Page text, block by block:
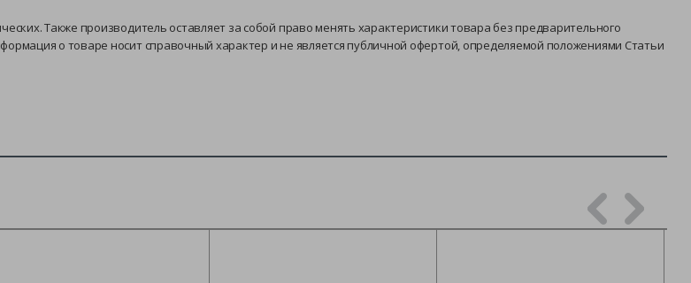
Также производитель оставляет за собой право менять характеристики товара без предварительного
о товаре носит справочный характер и не является публичной офертой, определяемой положениями Статьи